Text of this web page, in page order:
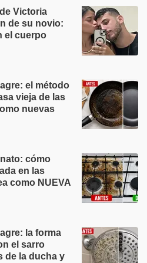
Victoria
de su novio:
el cuerpo
el método
vieja de las
nuevas
cómo
en las
como NUEVA
la forma
el sarro
de la ducha y